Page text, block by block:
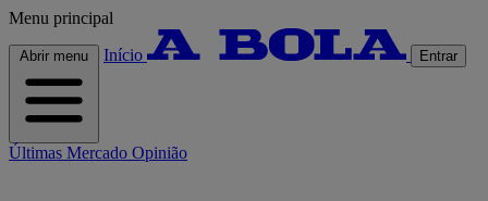
Menu principal
Abrir menu Início Entrar
Últimas Mercado Opinião